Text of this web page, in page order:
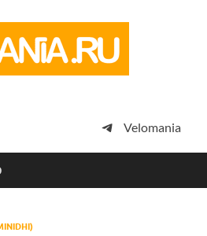
просто
Velomania